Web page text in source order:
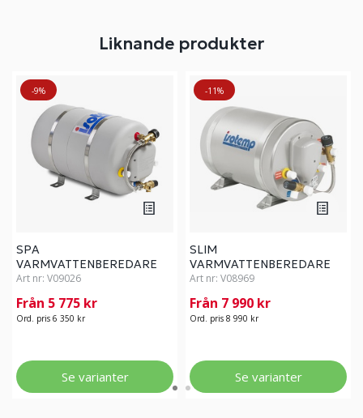
Liknande produkter
-9%
SPA
VARMVATTENBEREDARE
ISOTEMP
Art nr: V09026
Från 5 775 kr
Ord. pris 6 350 kr
Se varianter
-11%
SLIM
VARMVATTENBEREDARE
ISOTEMP
Art nr: V08969
Från 7 990 kr
Ord. pris 8 990 kr
Se varianter